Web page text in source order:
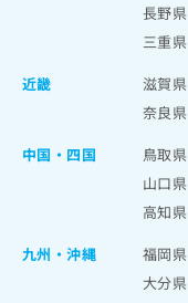
長野県
三重県
近畿
滋賀県
奈良県
中国・四国
鳥取県
山口県
高知県
九州・沖縄
福岡県
大分県